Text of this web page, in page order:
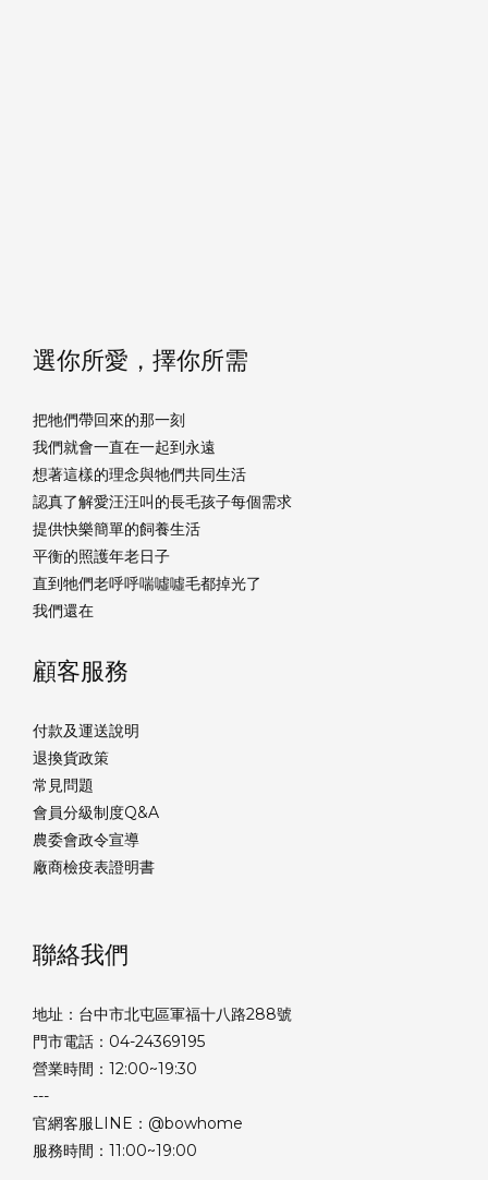
選你所愛，擇你所需
把牠們帶回來的那一刻
我們就會一直在一起到永遠
想著這樣的理念與牠們共同生活
認真了解愛汪汪叫的長毛孩子每個需求
提供快樂簡單的飼養生活
平衡的照護年老日子
直到牠們老呼呼喘噓噓毛都掉光了
我們還在
顧客服務
付款及運送說明
退換貨政策
常見問題
會員分級制度Q&A
農委會政令宣導
廠商檢疫表證明書
聯絡我們
地址：台中市北屯區軍福十八路288號
門市電話：04-24369195
營業時間：12:00~19:30
---
官網客服LINE：@bowhome
服務時間：11:00~19:00